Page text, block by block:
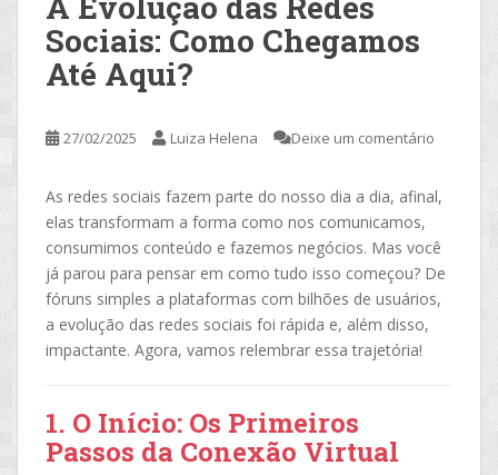
Sociais: Como Chegamos
Até Aqui?
27/02/2025 Luiza Helena Deixe um comentário
As redes sociais fazem parte do nosso dia a dia, afinal,
elas transformam a forma como nos comunicamos,
consumimos conteúdo e fazemos negócios. Mas você
já parou para pensar em como tudo isso começou? De
fóruns simples a plataformas com bilhões de usuários,
a evolução das redes sociais foi rápida e, além disso,
impactante. Agora, vamos relembrar essa trajetória!
1. O Início: Os Primeiros
Passos da Conexão Virtual